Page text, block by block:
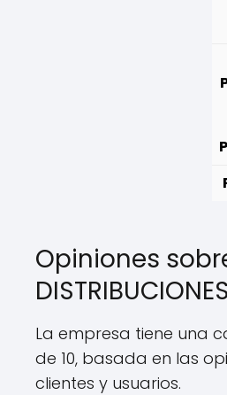
Opiniones
La empresa tiene una
de 10, basada en las
clientes y usuarios.